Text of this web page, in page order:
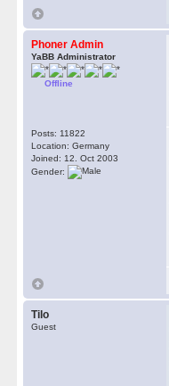
Phoner Admin
YaBB Administrator
Offline
Posts: 11822
Location: Germany
Joined: 12. Oct 2003
Gender:
Tilo
Guest